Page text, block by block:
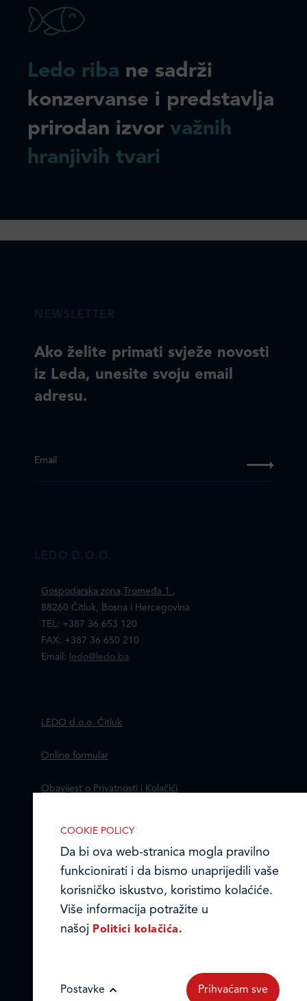
Ledo riba ne sadrži
konzervanse i predstavlja
prirodan izvor važnih
hranjivih tvari
NEWSLETTER
Ako želite primati svježe novosti
iz Leda, unesite svoju email
adresu.
Email
LEDO D.O.O.
Gospodarska zona,Tromeđa 1 ,
88260 Čitluk, Bosna i Hercegovina
TEL: +387 36 653 120
FAX: +387 36 650 210
Email:
ledo@ledo.ba
LEDO d.o.o. Čitluk
Online formular
Obavijest o Privatnosti i Kolačići
Kodeks poslovnih načela
© Ledo d.o.o. 2026.
COOKIE POLICY
Da bi ova web-stranica mogla pravilno
funkcionirati i da bismo unaprijedili vaše
korisničko iskustvo, koristimo kolaćiće.
Više informacija potražite u
našoj Politici kolačića.
IZABERITE KOLA?I?E NA STRANICI
Omogućite ili onemogućite web-
stranici upotrebu funkcionalnih i/ili
reklamnih kolačića opisanih u nastavku:
Postavke Prihvaćam sve